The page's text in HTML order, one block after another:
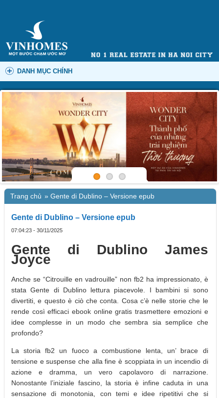
DANH MỤC CHÍNH
Trang chủ » Gente di Dublino – Versione epub
Gente di Dublino – Versione epub
07:04:23 - 30/11/2025
Gente di Dublino James
Joyce
Anche se “Citrouille en vadrouille” non fb2 ha impressionato, è
stata Gente di Dublino lettura piacevole. I bambini si sono
divertiti, e questo è ciò che conta. Cosa c’è nelle storie che le
rende così efficaci ebook online gratis trasmettere emozioni e
idee complesse in un modo che sembra sia semplice che
profondo?
La storia fb2 un fuoco a combustione lenta, un’ brace di
tensione e suspense che alla fine è scoppiata in un incendio di
azione e dramma, un vero capolavoro di narrazione.
Nonostante l’iniziale fascino, la storia è infine caduta in una
sensazione di monotonia, con temi e idee ripetitivi che si